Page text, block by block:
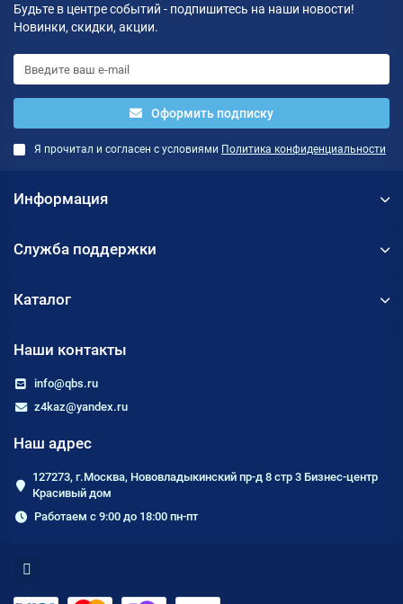
Будьте в центре событий - подпишитесь на наши новости!
Новинки, скидки, акции.
Оформить подписку
Я прочитал и согласен с условиями Политика конфиденциальности
Информация
Служба поддержки
Каталог
Наши контакты
info@qbs.ru
z4kaz@yandex.ru
Наш адрес
127273, г.Москва, Нововладыкинский пр-д 8 стр 3 Бизнес-центр
Красивый дом
Работаем с 9:00 до 18:00 пн-пт